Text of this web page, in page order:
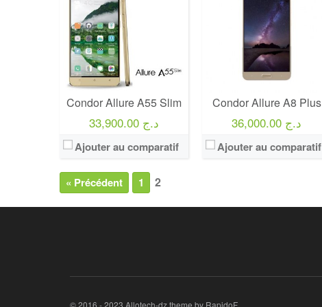
Condor Allure A55 Slim
33,900.00 د.ج
Ajouter au comparatif
Condor Allure A8 Plus
36,000.00 د.ج
Ajouter au comparatif
« Précédent 1 2
© 2016 - 2023 Allotech-dz theme by RapidoF.